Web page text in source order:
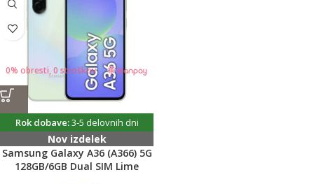
0% obresti, 0 stroškov
Rok dobave:3-5 delovnih dni
Nov izdelek
Samsung Galaxy A36 (A366) 5G
128GB/6GB Dual SIM Lime